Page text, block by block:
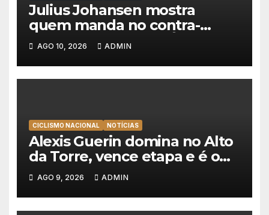
Julius Johansen mostra
quem manda no contra-
relógio e vence em Águeda,
Guerin segura liderança da
Volta a Portugal
AGO 10, 2026 ADMIN
CICLISMO NACIONAL NOTÍCIAS
Alexis Guerin domina no Alto
da Torre, vence etapa e é o
novo líder da Volta a Portugal
2026!
AGO 9, 2026 ADMIN